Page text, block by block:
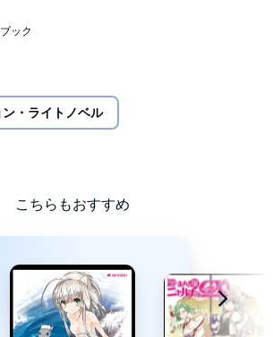
ーズの幕が切って落とされた。
れない。©Manta Aisora ©SOFTBANK
・ライトノベル
こちらもおすすめ